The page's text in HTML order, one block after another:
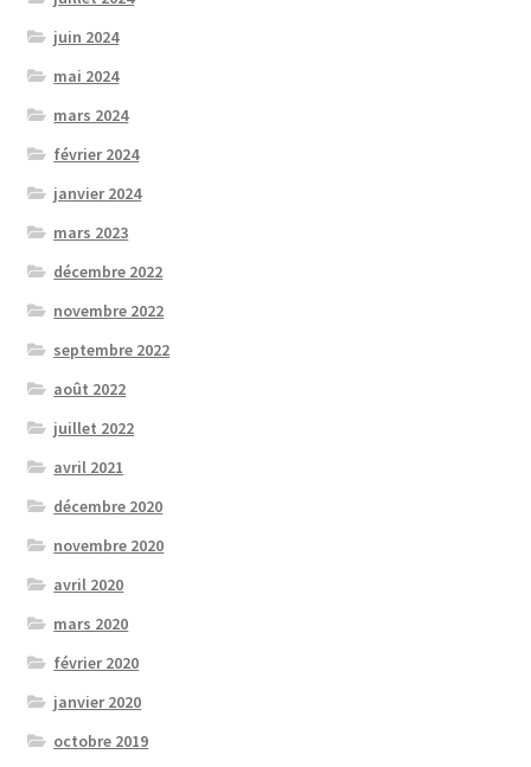
juin 2024
mai 2024
mars 2024
février 2024
janvier 2024
mars 2023
décembre 2022
novembre 2022
septembre 2022
août 2022
juillet 2022
avril 2021
décembre 2020
novembre 2020
avril 2020
mars 2020
février 2020
janvier 2020
octobre 2019